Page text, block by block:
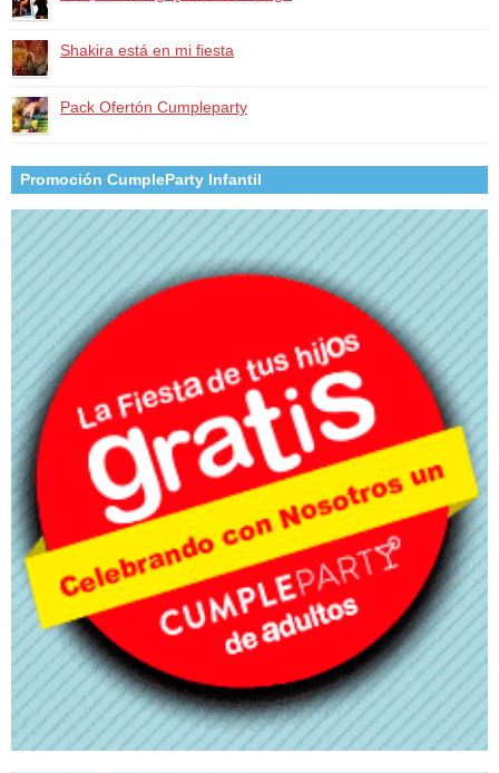
Shakira está en mi fiesta
Pack Ofertón Cumpleparty
Promoción CumpleParty Infantil